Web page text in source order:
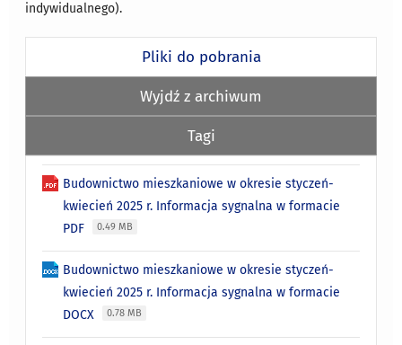
indywidualnego).
Pliki do pobrania
Wyjdź z archiwum
Tagi
Budownictwo mieszkaniowe w okresie styczeń-
kwiecień 2025 r. Informacja sygnalna w formacie
PDF
0.49 MB
Budownictwo mieszkaniowe w okresie styczeń-
kwiecień 2025 r. Informacja sygnalna w formacie
DOCX
0.78 MB